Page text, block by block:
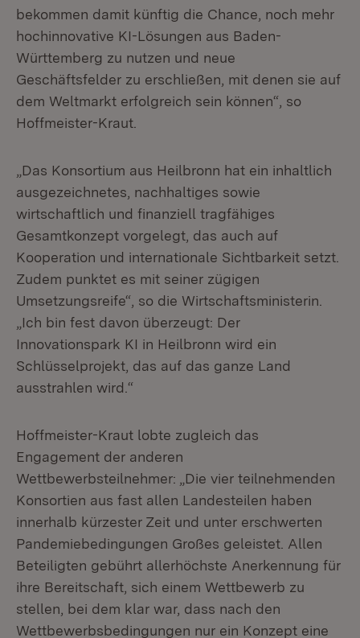
bekommen damit künftig die Chance, noch mehr
hochinnovative KI-Lösungen aus Baden-
Württemberg zu nutzen und neue
Geschäftsfelder zu erschließen, mit denen sie auf
dem Weltmarkt erfolgreich sein können“, so
Hoffmeister-Kraut.
„Das Konsortium aus Heilbronn hat ein inhaltlich
ausgezeichnetes, nachhaltiges sowie
wirtschaftlich und finanziell tragfähiges
Gesamtkonzept vorgelegt, das auch auf
Kooperation und internationale Sichtbarkeit setzt.
Zudem punktet es mit seiner zügigen
Umsetzungsreife“, so die Wirtschaftsministerin.
„Ich bin fest davon überzeugt: Der
Innovationspark KI in Heilbronn wird ein
Schlüsselprojekt, das auf das ganze Land
ausstrahlen wird.“
Hoffmeister-Kraut lobte zugleich das
Engagement der anderen
Wettbewerbsteilnehmer: „Die vier teilnehmenden
Konsortien aus fast allen Landesteilen haben
innerhalb kürzester Zeit und unter erschwerten
Pandemiebedingungen Großes geleistet. Allen
Beteiligten gebührt allerhöchste Anerkennung für
ihre Bereitschaft, sich einem Wettbewerb zu
stellen, bei dem klar war, dass nach den
Wettbewerbsbedingungen nur ein Konzept eine